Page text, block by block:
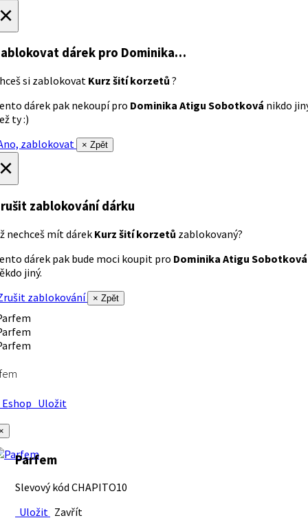
dárek pro Dominika…
si zablokovat Kurz šití korzetů ?
dárek pak nekoupí pro Dominika Atigu Sobotková nikdo
ty :)
zablokovat
× Zpět
zablokování dárku
nechceš mít dárek Kurz šití korzetů zablokovaný?
dárek pak bude moci koupit pro Dominika Atigu Sobotková
jiný.
zablokování
× Zpět
Uložit
Parfem
Slevový kód CHAPITO10
Uložit Zavřít